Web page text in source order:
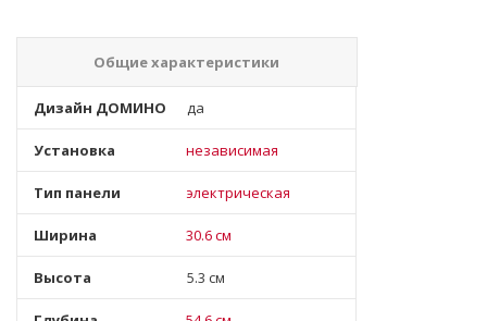
Общие характеристики
Дизайн ДОМИНО да
Установка независимая
Тип панели электрическая
Ширина 30.6 см
Высота 5.3 см